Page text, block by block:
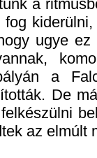
a
ugye
a
De
az elmúlt